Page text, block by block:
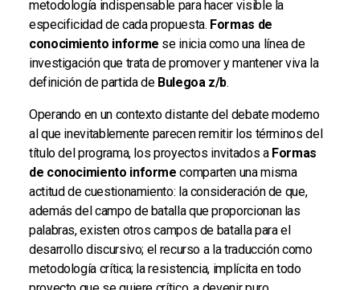
metodología indispensable para hacer visible la
especificidad de cada propuesta. Formas de
conocimiento informe se inicia como una línea de
investigación que trata de promover y mantener viva la
definición de partida de Bulegoa z/b.
Operando en un contexto distante del debate moderno
al que inevitablemente parecen remitir los términos del
título del programa, los proyectos invitados a Formas
de conocimiento informe comparten una misma
actitud de cuestionamiento: la consideración de que,
además del campo de batalla que proporcionan las
palabras, existen otros campos de batalla para el
desarrollo discursivo; el recurso a la traducción como
metodología crítica; la resistencia, implícita en todo